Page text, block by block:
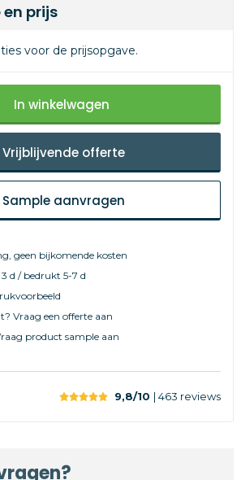
prijs
voor de prijsopgave.
In winkelwagen
Vrijblijvende offerte
Sample aanvragen
geen bijkomende kosten
d / bedrukt 5-7 d
Vraag een offerte aan
product sample aan
9,8/10 | 463 reviews